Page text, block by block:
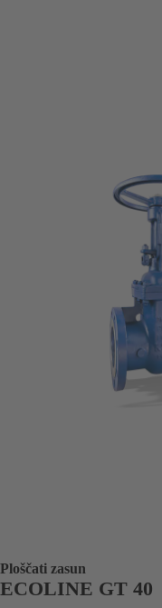
Ploščati zasun
ECOLINE GT 40